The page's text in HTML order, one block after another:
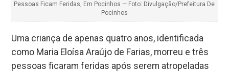
Pessoas Ficam Feridas, Em Pocinhos — Foto: Divulgação/Prefeitura De
Pocinhos
Uma criança de apenas quatro anos, identificada
como Maria Eloísa Araújo de Farias, morreu e três
pessoas ficaram feridas após serem atropeladas